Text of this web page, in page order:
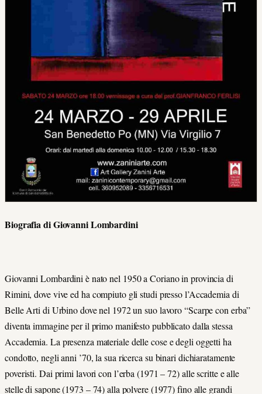
Biografia di Giovanni Lombardini
Giovanni Lombardini è nato nel 1950 a Coriano in provincia di
Rimini, dove vive ed ha compiuto gli studi presso l’Accademia di
Belle Arti di Urbino dove nel 1972 un suo lavoro “Scarpe con erba”
diventa immagine per il primo manifesto pubblicato dalla stessa
Accademia. La presenza materiale delle cose e degli oggetti ha
condotto, negli anni ’70, la sua ricerca su binari dichiaratamente
poveristi. Dai primi lavori con l’erba (1971 – 72) alle scritte e alle
stelle di sapone (1973 – 74) alla polvere (1977) fino alle grandi